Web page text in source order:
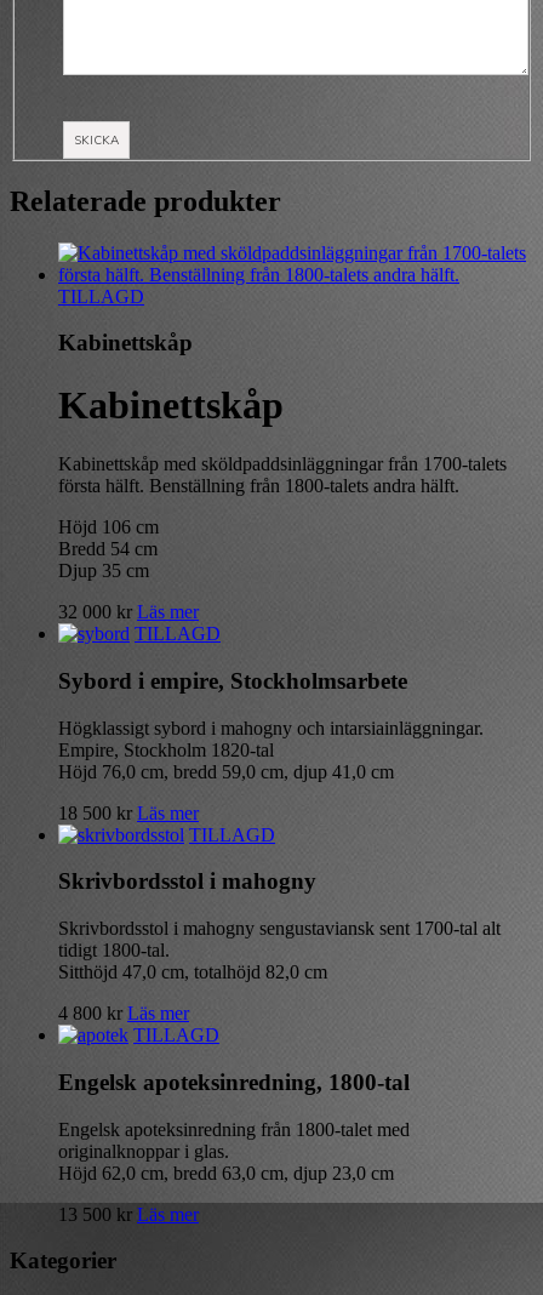
Relaterade produkter
TILLAGD
Kabinettskåp
Kabinettskåp
Kabinettskåp med sköldpaddsinläggningar från 1700-talets
första hälft. Benställning från 1800-talets andra hälft.
Höjd 106 cm
Bredd 54 cm
Djup 35 cm
32 000 kr Läs mer
TILLAGD
Sybord i empire, Stockholmsarbete
Högklassigt sybord i mahogny och intarsiainläggningar.
Empire, Stockholm 1820-tal
Höjd 76,0 cm, bredd 59,0 cm, djup 41,0 cm
18 500 kr Läs mer
TILLAGD
Skrivbordsstol i mahogny
Skrivbordsstol i mahogny sengustaviansk sent 1700-tal alt
tidigt 1800-tal.
Sitthöjd 47,0 cm, totalhöjd 82,0 cm
4 800 kr Läs mer
TILLAGD
Engelsk apoteksinredning, 1800-tal
Engelsk apoteksinredning från 1800-talet med
originalknoppar i glas.
Höjd 62,0 cm, bredd 63,0 cm, djup 23,0 cm
13 500 kr Läs mer
Kategorier